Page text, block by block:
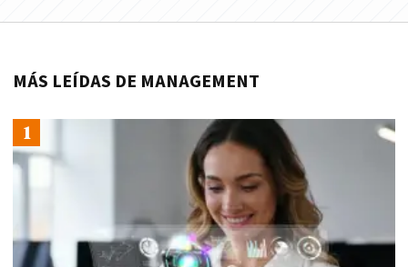
MÁS LEÍDAS DE MANAGEMENT